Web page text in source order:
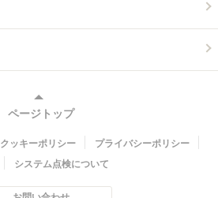
ページトップ
クッキーポリシー
プライバシーポリシー
システム点検について